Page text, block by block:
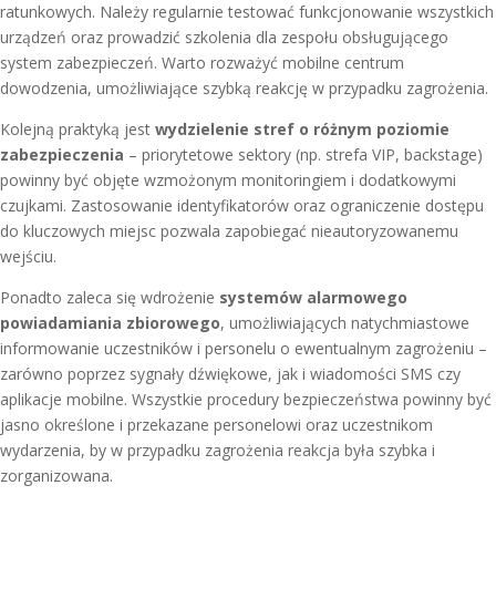
ratunkowych. Należy regularnie testować funkcjonowanie wszystkich
urządzeń oraz prowadzić szkolenia dla zespołu obsługującego
system zabezpieczeń. Warto rozważyć mobilne centrum
dowodzenia, umożliwiające szybką reakcję w przypadku zagrożenia.
Kolejną praktyką jest wydzielenie stref o różnym poziomie
zabezpieczenia – priorytetowe sektory (np. strefa VIP, backstage)
powinny być objęte wzmożonym monitoringiem i dodatkowymi
czujkami. Zastosowanie identyfikatorów oraz ograniczenie dostępu
do kluczowych miejsc pozwala zapobiegać nieautoryzowanemu
wejściu.
Ponadto zaleca się wdrożenie systemów alarmowego
powiadamiania zbiorowego, umożliwiających natychmiastowe
informowanie uczestników i personelu o ewentualnym zagrożeniu –
zarówno poprzez sygnały dźwiękowe, jak i wiadomości SMS czy
aplikacje mobilne. Wszystkie procedury bezpieczeństwa powinny być
jasno określone i przekazane personelowi oraz uczestnikom
wydarzenia, by w przypadku zagrożenia reakcja była szybka i
zorganizowana.